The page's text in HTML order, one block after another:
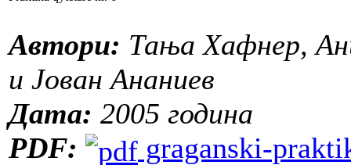
Автори: Тања Хафнер,
и Јован Ананиев
Дата: 2005 година
PDF:
graganski-